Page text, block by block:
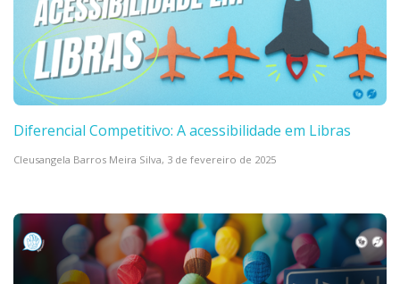
Diferencial Competitivo: A acessibilidade em Libras
Cleusangela Barros Meira Silva, 3 de fevereiro de 2025